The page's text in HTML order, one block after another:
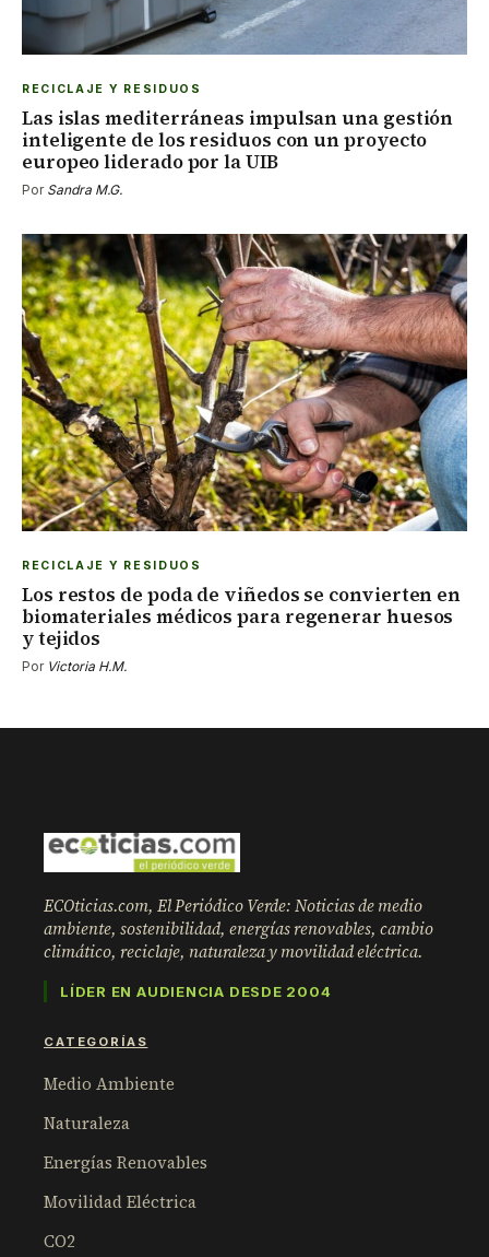
RECICLAJE Y RESIDUOS
Las islas mediterráneas impulsan una gestión
inteligente de los residuos con un proyecto
europeo liderado por la UIB
Por Sandra M.G.
RECICLAJE Y RESIDUOS
Los restos de poda de viñedos se convierten en
biomateriales médicos para regenerar huesos
y tejidos
Por Victoria H.M.
ECOticias.com, El Periódico Verde: Noticias de medio
ambiente, sostenibilidad, energías renovables, cambio
climático, reciclaje, naturaleza y movilidad eléctrica.
LÍDER EN AUDIENCIA DESDE 2004
CATEGORÍAS
Medio Ambiente
Naturaleza
Energías Renovables
Movilidad Eléctrica
CO2